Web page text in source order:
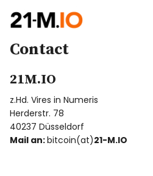
∞/21M BITCOIN
BEGINN
BITCOIN
ANALYSEN
NEWS
Contact
21M.IO
z.Hd. Vires in Numeris
Herderstr. 78
40237 Düsseldorf
Mail an:bitcoin(at)21-M.IO